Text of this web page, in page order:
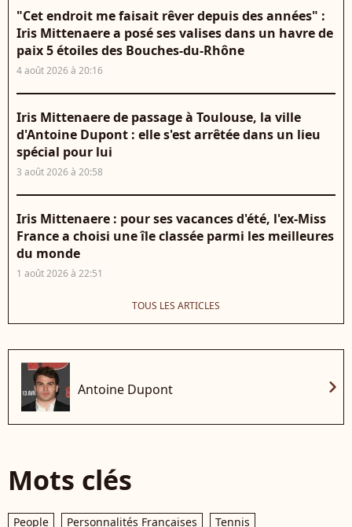
"Cet endroit me faisait rêver depuis des années" :
Iris Mittenaere a posé ses valises dans un havre de
paix 5 étoiles des Bouches-du-Rhône
4 août 2026 à 20:16
Iris Mittenaere de passage à Toulouse, la ville
d'Antoine Dupont : elle s'est arrêtée dans un lieu
spécial pour lui
3 août 2026 à 20:58
Iris Mittenaere : pour ses vacances d'été, l'ex-Miss
France a choisi une île classée parmi les meilleures
du monde
1 août 2026 à 22:51
TOUS LES ARTICLES
Antoine Dupont chevron_right
Mots clés
People Personnalités Françaises
Tennis